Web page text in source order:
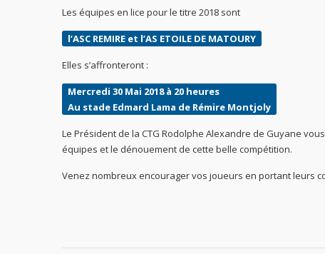
Les équipes en lice pour le titre 2018 sont
l’ASC REMIRE et l’AS ETOILE DE MATOURY
Elles s’affronteront :
Mercredi 30 Mai 2018 à 20 heures
Au stade Edmard Lama de Rémire Montjoly
Le Président de la CTG Rodolphe Alexandre de Guyane
équipes et le dénouement de cette belle compétition.
Venez nombreux encourager vos joueurs en portant leurs